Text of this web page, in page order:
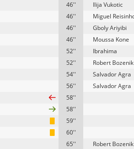
46''
Ilija Vukotic
46''
Miguel
46''
Gboly Ariyibi
46''
Moussa Kone
52''
Ibrahima
52''
Robert Bozenik
54''
Salvador Agra
56''
Salvador Agra
58''
58''
59''
60''
65''
Robert Bozenik